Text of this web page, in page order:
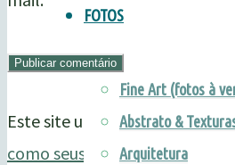
FOTOS
Fine Art (fotos à
Abstrato &
Arquitetura
Este site utiliza o Akismet
como seus dados em